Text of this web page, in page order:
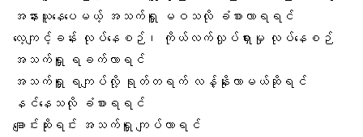
အနားယူနေပေမယ့် အသက်ရှူ မဝ သလို ခံစားလာရရင်
လေ့ကျင့်ခန်း လုပ်နေစဉ်၊
ကိုယ်လက်လှုပ်ရှားမှု လုပ်နေစဉ်
အသက်ရှူ ရခက်လာရင်
အသက်ရှူ ရကျပ်လို့ ရုတ်တရက် လန့်နိုးလာမယ်ဆိုရင်
နင်နေသလို ခံစားရရင်
ချောင်းဆိုးရင်း အသက်ရှူ ကျပ် လာရင်